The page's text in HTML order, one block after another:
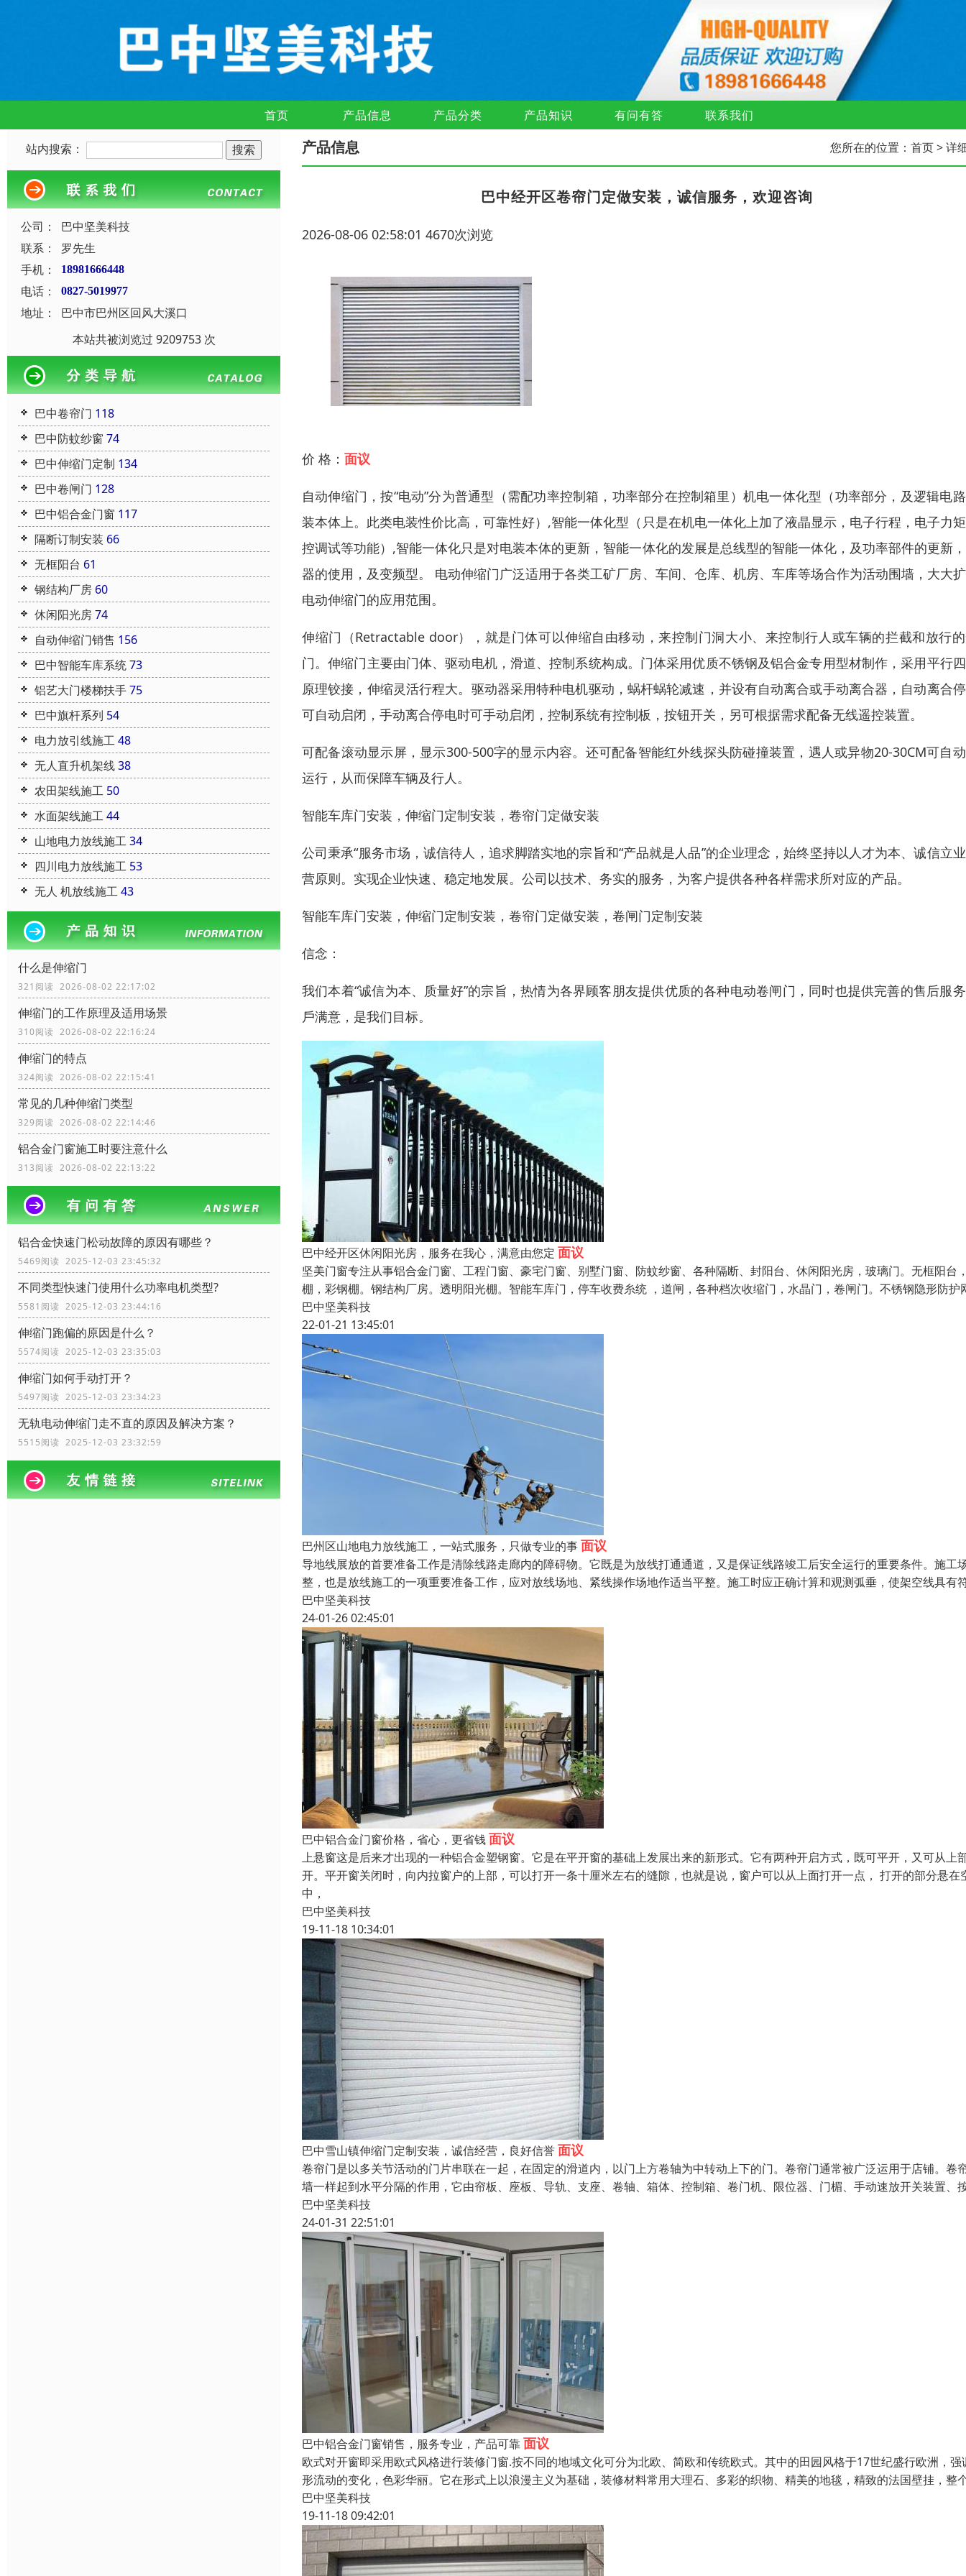
首页 产品信息 产品分类 产品知识 有问有答 联系我们
站内搜索：
公司：
巴中坚美科技
联系：
罗先生
手机：
18981666448
电话： 0827-5019977
地址：
巴中市巴州区回风大溪口
本站共被浏览过 9209753 次
巴中卷帘门 118
巴中防蚊纱窗 74
巴中伸缩门定制 134
巴中卷闸门 128
巴中铝合金门窗 117
隔断订制安装 66
无框阳台 61
钢结构厂房 60
休闲阳光房74
自动伸缩门销售 156
巴中智能车库系统73
铝艺大门楼梯扶手75
巴中旗杆系列 54
电力放引线施工48
无人直升机架线38
农田架线施工 50
水面架线施工44
山地电力放线施工34
四川电力放线施工 53
无人 机放线施工43
什么是伸缩门
321阅读 2026-08-02 22:17:02
伸缩门的工作原理及适用场景
310阅读 2026-08-02 22:16:24
伸缩门的特点
324阅读 2026-08-02 22:15:41
常见的几种伸缩门类型
329阅读 2026-08-02 22:14:46
铝合金门窗施工时要注意什么
313阅读 2026-08-02 22:13:22
铝合金快速门松动故障的原因有哪些？
5469阅读 2025-12-03 23:45:32
不同类型快速门使用什么功率电机类型?
5581阅读 2025-12-03 23:44:16
伸缩门跑偏的原因是什么？
5574阅读 2025-12-03 23:35:03
伸缩门如何手动打开？
5497阅读 2025-12-03 23:34:23
无轨电动伸缩门走不直的原因及解决方案？
5515阅读 2025-12-03 23:32:59
产品信息 您所在的位置： 首页> 详
巴中经开区卷帘门定做安装，诚信服务，欢迎咨询
2026-08-06 02:58:01 4670次浏览
价 格： 面议
自动伸缩门，按“电动”分为普通型（需配功率控制箱，功率部分在控制箱里）机电一体化型（功率部分，及逻辑电
装本体上。此类电装性价比高，可靠性好）,智能一体化型（只是在机电一体化上加了液晶显示，电子行程，电子力
控调试等功能）,智能一体化只是对电装本体的更新，智能一体化的发展是总线型的智能一体化，及功率部件的更新
器的使用，及变频型。 电动伸缩门广泛适用于各类工矿厂房、车间、仓库、机房、车库等场合作为活动围墙，大大
电动伸缩门的应用范围。
伸缩门（Retractable door），就是门体可以伸缩自由移动，来控制门洞大小、来控制行人或车辆的拦截和放行
门。伸缩门主要由门体、驱动电机，滑道、控制系统构成。门体采用优质不锈钢及铝合金专用型材制作，采用平行
原理铰接，伸缩灵活行程大。驱动器采用特种电机驱动，蜗杆蜗轮减速，并设有自动离合或手动离合器，自动离合
可自动启闭，手动离合停电时可手动启闭，控制系统有控制板，按钮开关，另可根据需求配备无线遥控装置。
可配备滚动显示屏，显示300-500字的显示内容。还可配备智能红外线探头防碰撞装置，遇人或异物20-30CM可自
运行，从而保障车辆及行人。
智能车库门安装，伸缩门定制安装，卷帘门定做安装
公司秉承“服务市场，诚信待人，追求脚踏实地的宗旨和“产品就是人品”的企业理念，始终坚持以人才为本、诚信立
营原则。实现企业快速、稳定地发展。公司以技术、务实的服务，为客户提供各种各样需求所对应的产品。
智能车库门安装，伸缩门定制安装，卷帘门定做安装，卷闸门定制安装
信念：
我们本着“诚信为本、质量好”的宗旨，热情为各界顾客朋友提供优质的各种电动卷闸门，同时也提供完善的售后服
戶满意，是我们目标。
巴中经开区休闲阳光房，服务在我心，满意由您定 面议
坚美门窗专注从事铝合金门窗、工程门窗、豪宅门窗、别墅门窗、防蚊纱窗、各种隔断、封阳台、休闲阳光房，玻璃门。无框阳台
棚，彩钢棚。钢结构厂房。透明阳光棚。智能车库门，停车收费糸统 ，道闸，各种档次收缩门，水晶门，卷闸门。不锈钢隐形防护
巴中坚美科技
22-01-21 13:45:01
巴州区山地电力放线施工，一站式服务，只做专业的事面议
导地线展放的首要准备工作是清除线路走廊内的障碍物。它既是为放线打通通道，又是保证线路竣工后安全运行的重要条件。施工
整，也是放线施工的一项重要准备工作，应对放线场地、紧线操作场地作适当平整。施工时应正确计算和观测弧垂，使架空线具有
巴中坚美科技
24-01-26 02:45:01
巴中铝合金门窗价格，省心，更省钱面议
上悬窗这是后来才出现的一种铝合金塑钢窗。它是在平开窗的基础上发展出来的新形式。它有两种开启方式，既可平开，又可从上
开。平开窗关闭时，向内拉窗户的上部，可以打开一条十厘米左右的缝隙，也就是说，窗户可以从上面打开一点， 打开的部分悬在
中，
巴中坚美科技
19-11-18 10:34:01
巴中雪山镇伸缩门定制安装，诚信经营，良好信誉面议
卷帘门是以多关节活动的门片串联在一起，在固定的滑道内，以门上方卷轴为中转动上下的门。卷帘门通常被广泛运用于店铺。卷
墙一样起到水平分隔的作用，它由帘板、座板、导轨、支座、卷轴、箱体、控制箱、卷门机、限位器、门楣、手动速放开关装置、
巴中坚美科技
24-01-31 22:51:01
巴中铝合金门窗销售，服务专业，产品可靠面议
欧式对开窗即采用欧式风格进行装修门窗.按不同的地域文化可分为北欧、简欧和传统欧式。其中的田园风格于17世纪盛行欧洲，强
形流动的变化，色彩华丽。它在形式上以浪漫主义为基础，装修材料常用大理石、多彩的织物、精美的地毯，精致的法国壁挂，整
巴中坚美科技
19-11-18 09:42:01